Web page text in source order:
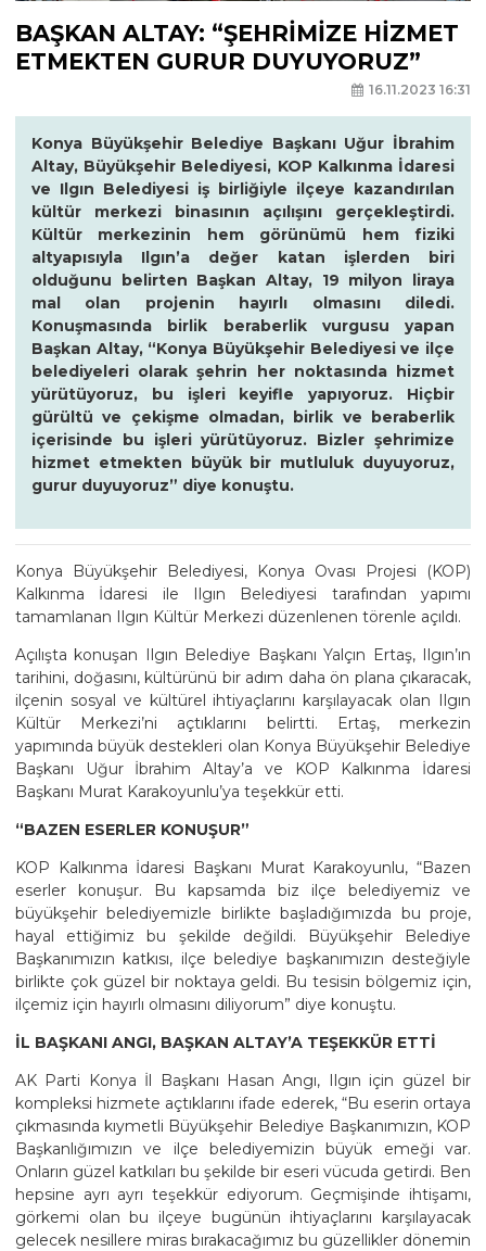
BAŞKAN ALTAY: “ŞEHRİMİZE HİZMET
ETMEKTEN GURUR DUYUYORUZ”
16.11.2023 16:31
Konya Büyükşehir Belediye Başkanı Uğur İbrahim
Altay, Büyükşehir Belediyesi, KOP Kalkınma İdaresi
ve Ilgın Belediyesi iş birliğiyle ilçeye kazandırılan
kültür merkezi binasının açılışını gerçekleştirdi.
Kültür merkezinin hem görünümü hem fiziki
altyapısıyla Ilgın’a değer katan işlerden biri
olduğunu belirten Başkan Altay, 19 milyon liraya
mal olan projenin hayırlı olmasını diledi.
Konuşmasında birlik beraberlik vurgusu yapan
Başkan Altay, “Konya Büyükşehir Belediyesi ve ilçe
belediyeleri olarak şehrin her noktasında hizmet
yürütüyoruz, bu işleri keyifle yapıyoruz. Hiçbir
gürültü ve çekişme olmadan, birlik ve beraberlik
içerisinde bu işleri yürütüyoruz. Bizler şehrimize
hizmet etmekten büyük bir mutluluk duyuyoruz,
gurur duyuyoruz” diye konuştu.
Konya Büyükşehir Belediyesi, Konya Ovası Projesi (KOP)
Kalkınma İdaresi ile Ilgın Belediyesi tarafından yapımı
tamamlanan Ilgın Kültür Merkezi düzenlenen törenle açıldı.
Açılışta konuşan Ilgın Belediye Başkanı Yalçın Ertaş, Ilgın’ın
tarihini, doğasını, kültürünü bir adım daha ön plana çıkaracak,
ilçenin sosyal ve kültürel ihtiyaçlarını karşılayacak olan Ilgın
Kültür Merkezi’ni açtıklarını belirtti. Ertaş, merkezin
yapımında büyük destekleri olan Konya Büyükşehir Belediye
Başkanı Uğur İbrahim Altay’a ve KOP Kalkınma İdaresi
Başkanı Murat Karakoyunlu’ya teşekkür etti.
“BAZEN ESERLER KONUŞUR”
KOP Kalkınma İdaresi Başkanı Murat Karakoyunlu, “Bazen
eserler konuşur. Bu kapsamda biz ilçe belediyemiz ve
büyükşehir belediyemizle birlikte başladığımızda bu proje,
hayal ettiğimiz bu şekilde değildi. Büyükşehir Belediye
Başkanımızın katkısı, ilçe belediye başkanımızın desteğiyle
birlikte çok güzel bir noktaya geldi. Bu tesisin bölgemiz için,
ilçemiz için hayırlı olmasını diliyorum” diye konuştu.
İL BAŞKANI ANGI, BAŞKAN ALTAY’A TEŞEKKÜR ETTİ
AK Parti Konya İl Başkanı Hasan Angı, Ilgın için güzel bir
kompleksi hizmete açtıklarını ifade ederek, “Bu eserin ortaya
çıkmasında kıymetli Büyükşehir Belediye Başkanımızın, KOP
Başkanlığımızın ve ilçe belediyemizin büyük emeği var.
Onların güzel katkıları bu şekilde bir eseri vücuda getirdi. Ben
hepsine ayrı ayrı teşekkür ediyorum. Geçmişinde ihtişamı,
görkemi olan bu ilçeye bugünün ihtiyaçlarını karşılayacak
gelecek nesillere miras bırakacağımız bu güzellikler dönemin